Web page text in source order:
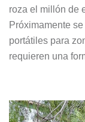
roza el millón de
Próximamente
portátiles para
requieren una